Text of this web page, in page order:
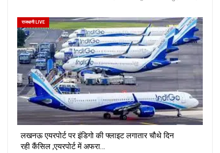
राजधानी LIVE
लखनऊ एयरपोर्ट पर इंडिगो की फ्लाइट लगातार चौथे दिन
रही कैंसिल ;एयरपोर्ट में अफरा…